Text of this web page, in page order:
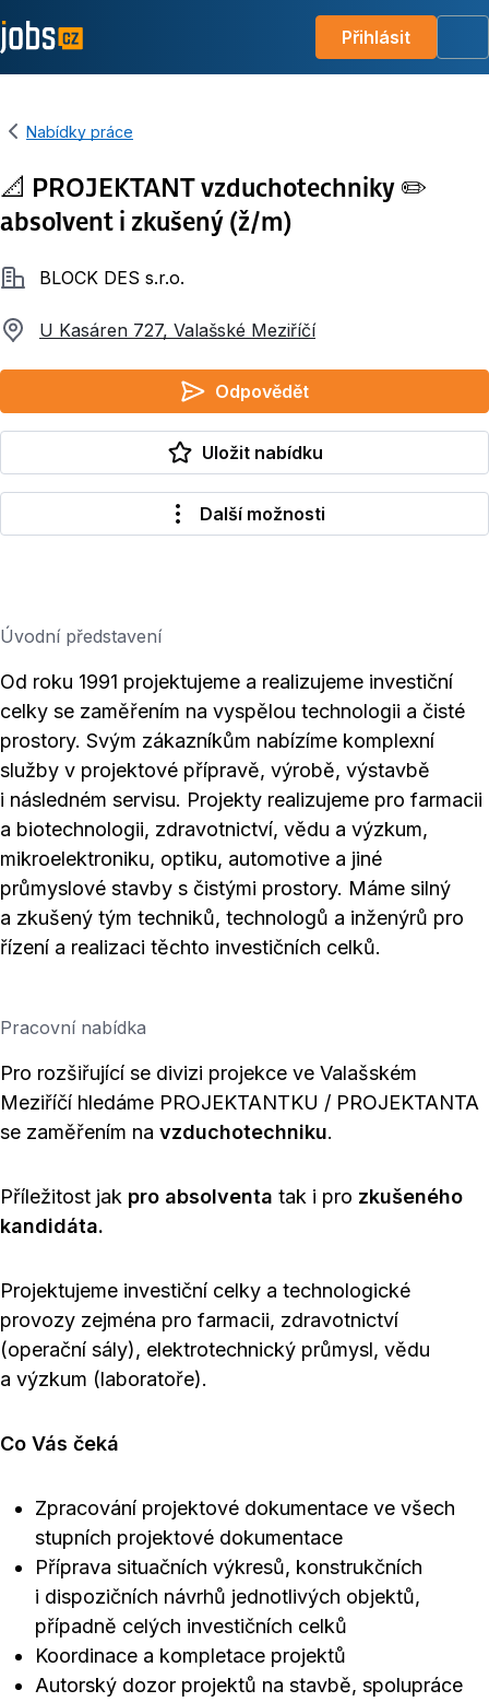
Přihlásit
Nabídky práce
📐 PROJEKTANT vzduchotechniky ✏️
absolvent i zkušený (ž/m)
SpolečnostBLOCK DES s.r.o.
U Kasáren 727, Valašské Meziříčí
Odpovědět
Uložit nabídku
Další možnosti
Úvodní představení
Od roku 1991 projektujeme a realizujeme investiční
celky se zaměřením na vyspělou technologii a čisté
prostory. Svým zákazníkům nabízíme komplexní
služby v projektové přípravě, výrobě, výstavbě
i následném servisu. Projekty realizujeme pro farmacii
a biotechnologii, zdravotnictví, vědu a výzkum,
mikroelektroniku, optiku, automotive a jiné
průmyslové stavby s čistými prostory. Máme silný
a zkušený tým techniků, technologů a inženýrů pro
řízení a realizaci těchto investičních celků.
Pracovní nabídka
Pro rozšiřující se divizi projekce ve Valašském
Meziříčí hledáme PROJEKTANTKU / PROJEKTANTA
se zaměřením na vzduchotechniku.
Příležitost jak pro absolventa tak i pro zkušeného
kandidáta.
Projektujeme investiční celky a technologické
provozy zejména pro farmacii, zdravotnictví
(operační sály), elektrotechnický průmysl, vědu
a výzkum (laboratoře).
Co Vás čeká
Zpracování projektové dokumentace ve všech
stupních projektové dokumentace
Příprava situačních výkresů, konstrukčních
i dispozičních návrhů jednotlivých objektů,
případně celých investičních celků
Koordinace a kompletace projektů
Autorský dozor projektů na stavbě, spolupráce